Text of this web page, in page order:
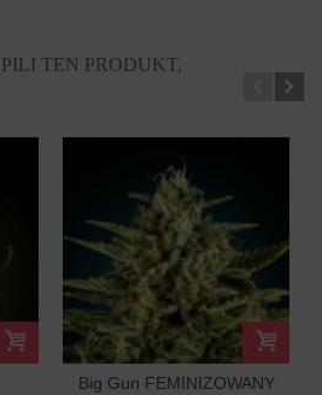
TEN PRODUKT,
Big Gun FEMINIZOWANY